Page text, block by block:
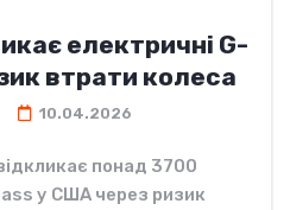
електричні G-
втрати колеса
10.04.2026
понад 3700
у США через ризик